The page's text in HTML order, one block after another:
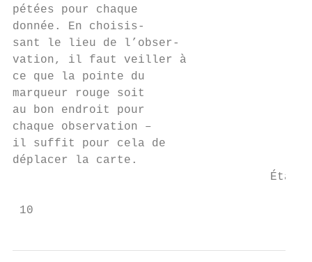
pétées pour chaque
donnée. En choisis-
sant le lieu de l’obser-
vation, il faut veiller à
ce que la pointe du
marqueur rouge soit
au bon endroit pour
chaque observation –
il suffit pour cela de
déplacer la carte.
10